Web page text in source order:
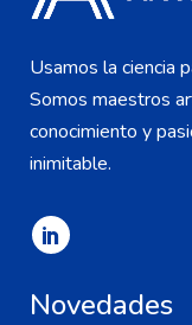
Usamos la ciencia
Somos maestros
conocimiento y
inimitable.
Novedades